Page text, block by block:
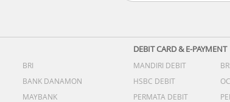
BRI
BANK DANAMON
MAYBANK
DEBIT CARD & E-PAYMENT
MANDIRI DEBIT
HSBC DEBIT
PERMATA DEBIT